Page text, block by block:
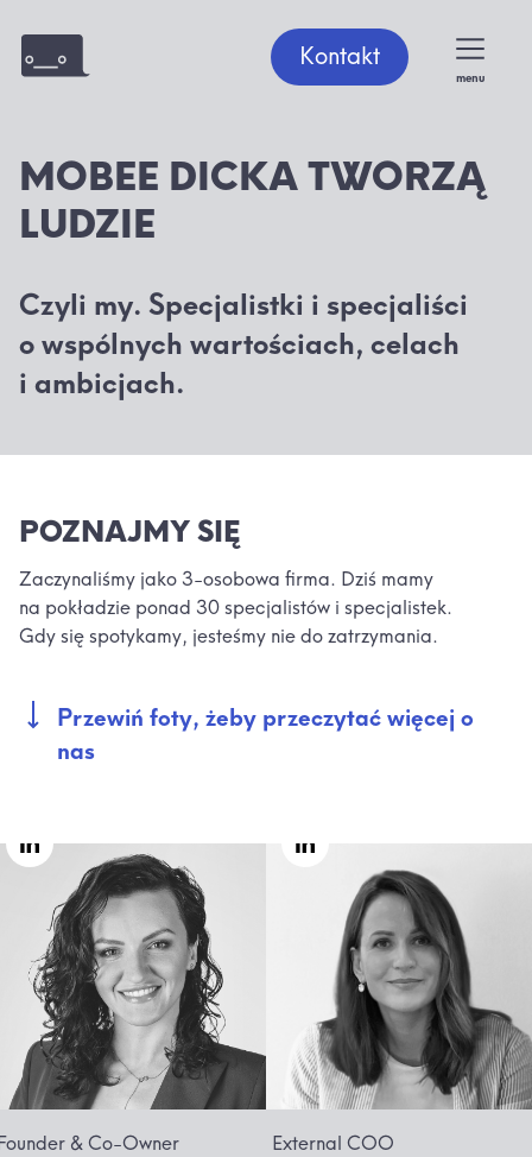
Kontakt
menu
MOBEE DICKA TWORZĄ
LUDZIE
Czyli my. Specjalistki i specjaliści
o wspólnych wartościach, celach
i ambicjach.
POZNAJMY SIĘ
Zaczynaliśmy jako 3-osobowa firma. Dziś mamy
na pokładzie ponad 30 specjalistów i specjalistek.
Gdy się spotykamy, jesteśmy nie do zatrzymania.
Przewiń foty, żeby przeczytać więcej o
nas
& Co-Owner External COO